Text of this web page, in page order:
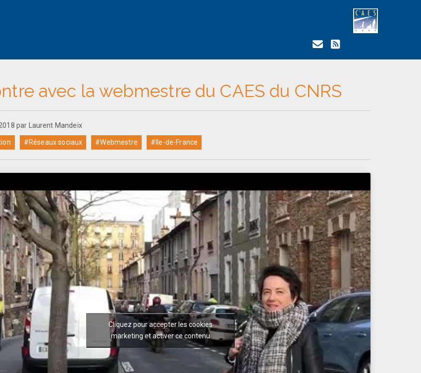
avec la webmestre du CAES du CNRS
par Laurent Mandeix
#Réseaux sociaux #Webmestre #Ile-de-France
Cliquez pour accepter les cookies
marketing et activer ce contenu